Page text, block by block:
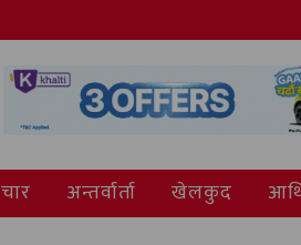
अन्तर्वार्ता खेलकुद